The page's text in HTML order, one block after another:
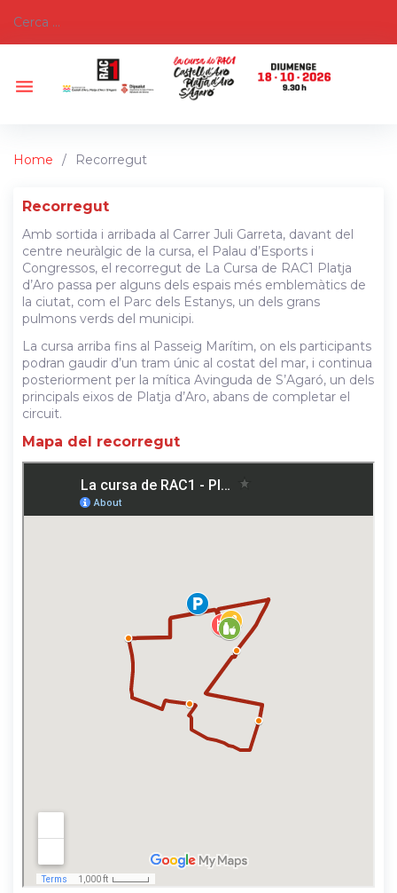
content
Search
menu
Home / Recorregut
Recorregut
Recorregut
Amb sortida i arribada al Carrer Juli Garreta, davant del
centre neuràlgic de la cursa, el Palau d’Esports i
Congressos, el recorregut de La Cursa de RAC1 Platja
d’Aro passa per alguns dels espais més emblemàtics de
la ciutat, com el Parc dels Estanys, un dels grans
pulmons verds del municipi.
La cursa arriba fins al Passeig Marítim, on els participants
podran gaudir d’un tram únic al costat del mar, i continua
posteriorment per la mítica Avinguda de S’Agaró, un dels
principals eixos de Platja d’Aro, abans de completar el
circuit.
Mapa del recorregut